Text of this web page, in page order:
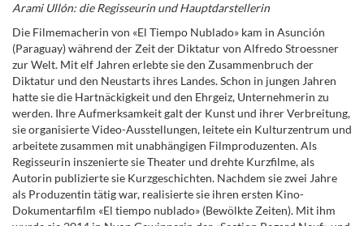
Arami Ullón: die Regisseurin und Hauptdarstellerin
Die Filmemacherin von «El Tiempo Nublado» kam in Asunción
(Paraguay) während der Zeit der Diktatur von Alfredo Stroessner
zur Welt. Mit elf Jahren erlebte sie den Zusammenbruch der
Diktatur und den Neustarts ihres Landes. Schon in jungen Jahren
hatte sie die Hartnäckigkeit und den Ehrgeiz, Unternehmerin zu
werden. Ihre Aufmerksamkeit galt der Kunst und ihrer Verbreitung,
sie organisierte Video-Ausstellungen, leitete ein Kulturzentrum und
arbeitete zusammen mit unabhängigen Filmproduzenten. Als
Regisseurin inszenierte sie Theater und drehte Kurzfilme, als
Autorin publizierte sie Kurzgeschichten. Nachdem sie zwei Jahre
als Produzentin tätig war, realisierte sie ihren ersten Kino-
Dokumentarfilm «El tiempo nublado» (Bewölkte Zeiten). Mit ihm